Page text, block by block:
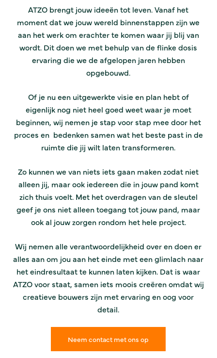
ATZO brengt jouw ideeën tot leven. Vanaf het
moment dat we jouw wereld binnenstappen zijn we
aan het werk om erachter te komen waar jij blij van
wordt. Dit doen we met behulp van de flinke dosis
ervaring die we de afgelopen jaren hebben
opgebouwd.
Of je nu een uitgewerkte visie en plan hebt of
eigenlijk nog niet heel goed weet waar je moet
beginnen, wij nemen je stap voor stap mee door het
proces en bedenken samen wat het beste past in de
ruimte die jij wilt laten transformeren.
Zo kunnen we van niets iets gaan maken zodat niet
alleen jij, maar ook iedereen die in jouw pand komt
zich thuis voelt. Met het overdragen van de sleutel
geef je ons niet alleen toegang tot jouw pand, maar
ook al jouw zorgen rondom het hele project.
Wij nemen alle verantwoordelijkheid over en doen er
alles aan om jou aan het einde met een glimlach naar
het eindresultaat te kunnen laten kijken. Dat is waar
ATZO voor staat, samen iets moois creëren omdat wij
creatieve bouwers zijn met ervaring en oog voor
detail.
Neem contact met ons op